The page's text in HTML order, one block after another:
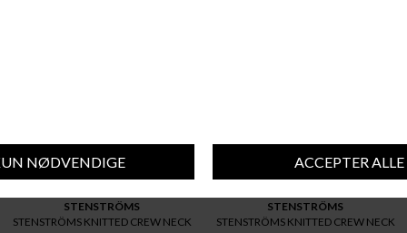
STENSTRÖMS
STENSTRÖMS KNITTED CREW NECK
STENSTRÖMS
STENSTRÖMS KNITTED CREW NECK